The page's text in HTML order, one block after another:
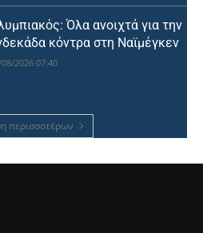
Όλα ανοιχτά για την
κόντρα στη Ναϊμέγκεν
2026 07:40
περισσοτέρων